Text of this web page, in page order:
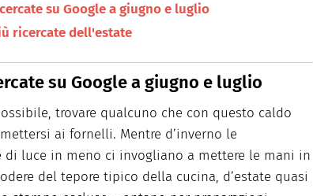
su Google a giugno e luglio
ricercate dell'estate
su Google a giugno e luglio
trovare qualcuno che con questo caldo
ai fornelli. Mentre d’inverno le
di luce in meno ci invogliano a mettere le mani in
del tepore tipico della cucina, d’estate quasi